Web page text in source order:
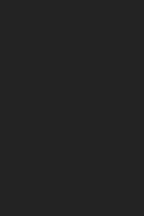
Den perfekten Tag
vielseitig und
so schnell